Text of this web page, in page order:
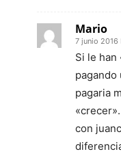
Mario
7 junio 2016
Si le han
pagando
pagaria
con